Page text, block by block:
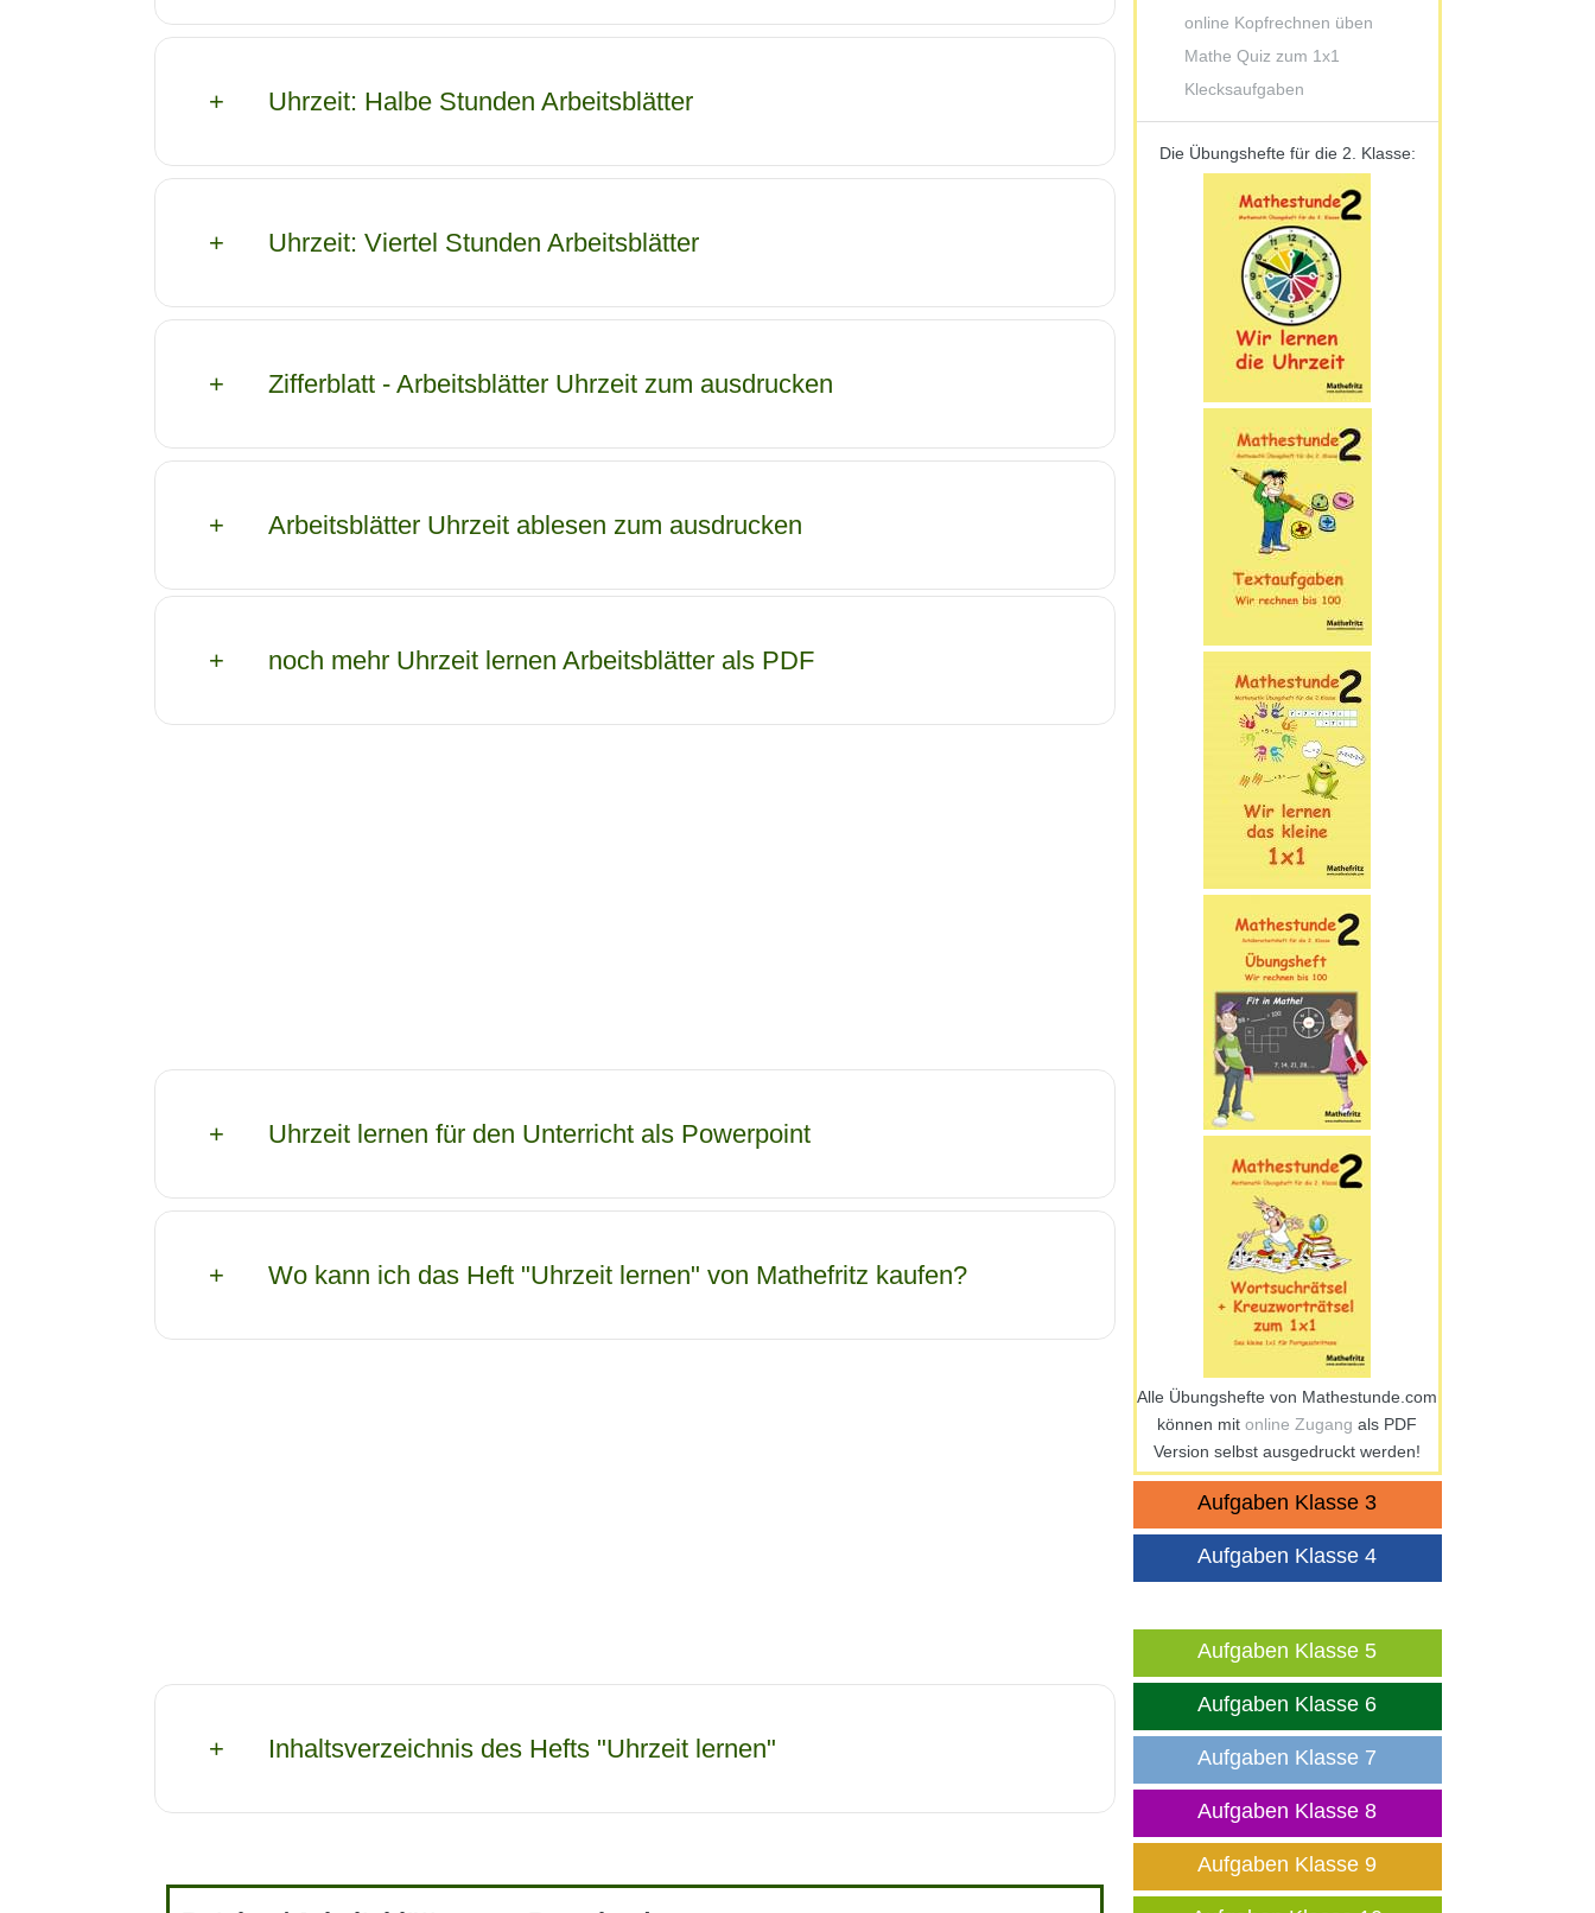
Uhrzeit: Halbe Stunden Arbeitsblätter
Uhrzeit: Viertel Stunden Arbeitsblätter
Zifferblatt - Arbeitsblätter Uhrzeit zum ausdrucken
Arbeitsblätter Uhrzeit ablesen zum ausdrucken
noch mehr Uhrzeit lernen Arbeitsblätter als PDF
Uhrzeit lernen für den Unterricht als Powerpoint
Wo kann ich das Heft "Uhrzeit lernen" von Mathefritz kaufen?
Inhaltsverzeichnis des Hefts "Uhrzeit lernen"
online Kopfrechnen üben
Mathe Quiz zum 1x1
Klecksaufgaben
Die Übungshefte für die 2. Klasse:
Alle Übungshefte von Mathestunde.com
können mit online Zugang als PDF
Version selbst ausgedruckt werden!
Aufgaben Klasse 3
Aufgaben Klasse 4
Aufgaben Klasse 5
Aufgaben Klasse 6
Aufgaben Klasse 7
Aufgaben Klasse 8
Aufgaben Klasse 9